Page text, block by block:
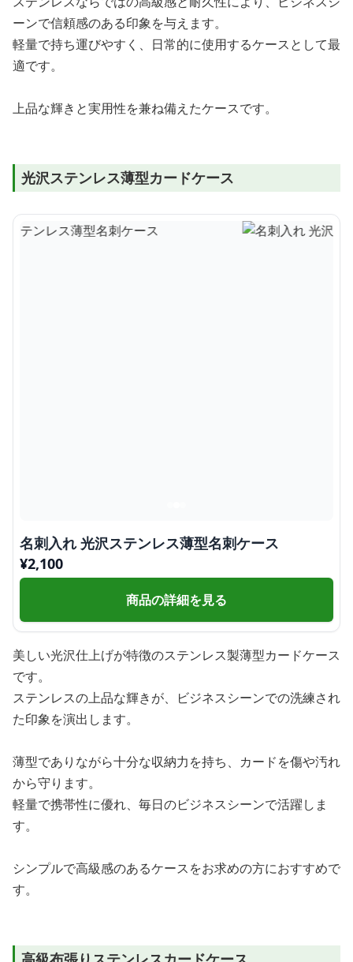
ーンで信頼感のある印象を与えます。
軽量で持ち運びやすく、日常的に使用するケースとして最
適です。
上品な輝きと実用性を兼ね備えたケースです。
光沢ステンレス薄型カードケース
名刺入れ 光沢ステンレス薄型名刺ケース
¥2,100
商品の詳細を見る
美しい光沢仕上げが特徴のステンレス製薄型カードケース
です。
ステンレスの上品な輝きが、ビジネスシーンでの洗練され
た印象を演出します。
薄型でありながら十分な収納力を持ち、カードを傷や汚れ
から守ります。
軽量で携帯性に優れ、毎日のビジネスシーンで活躍しま
す。
シンプルで高級感のあるケースをお求めの方におすすめで
す。